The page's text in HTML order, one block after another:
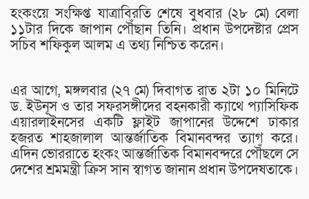
হংকংয়ে সংক্ষিপ্ত যাত্রাবিরতি শেষে বুধবার (২৮ মে) বেলা
১১টার দিকে জাপান পৌঁছান তিনি। প্রধান উপদেষ্টার প্রেস
সচিব শফিকুল আলম এ তথ্য নিশ্চিত করেন।
এর আগে, মঙ্গলবার (২৭ মে) দিবাগত রাত ২টা ১০ মিনিটে
ড. ইউনূস ও তার সফরসঙ্গীদের বহনকারী ক্যাথে প্যাসিফিক
এয়ারলাইনসের একটি ফ্লাইট জাপানের উদ্দেশে ঢাকার
হজরত শাহজালাল আন্তর্জাতিক বিমানবন্দর ত্যাগ করে।
এদিন ভোররাতে হংকং আন্তর্জাতিক বিমানবন্দরে পৌঁছলে সে
দেশের শ্রমমন্ত্রী ক্রিস সান স্বাগত জানান প্রধান উপদেষতাকে।